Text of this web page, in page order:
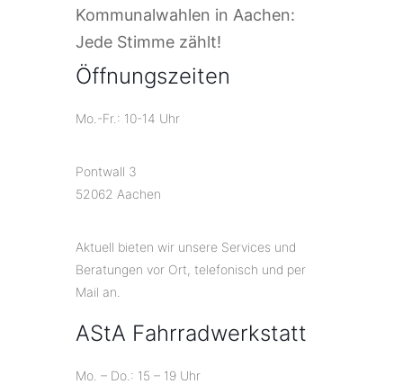
Kommunalwahlen in Aachen:
Jede Stimme zählt!
Öffnungszeiten
Mo.-Fr.: 10-14 Uhr
Pontwall 3
52062 Aachen
Aktuell bieten wir unsere Services und
Beratungen vor Ort, telefonisch und per
Mail an.
AStA Fahrradwerkstatt
Mo. – Do.: 15 – 19 Uhr